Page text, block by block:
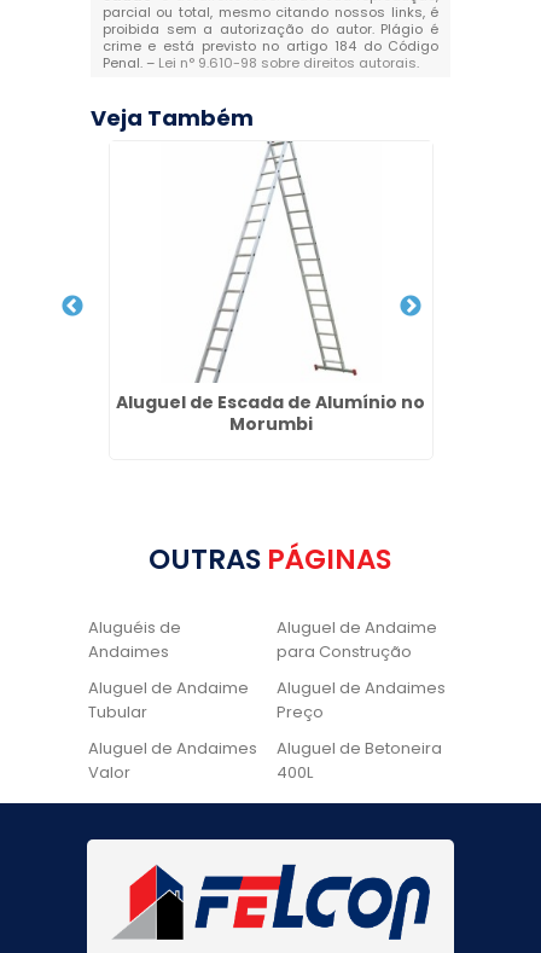
parcial ou total, mesmo citando nossos links, é
proibida sem a autorização do autor. Plágio é
crime e está previsto no artigo 184 do Código
Penal. – Lei n° 9.610-98 sobre direitos autorais.
Veja Também
Aluguel de Escada de Alumínio no
Morumbi
OUTRAS PÁGINAS
Aluguéis de
Andaimes
Aluguel de Andaime
para Construção
Aluguel de Andaime
Tubular
Aluguel de Andaimes
Preço
Aluguel de Andaimes
Valor
Aluguel de Betoneira
400L
Aluguel de Betoneira
Cadeira de Pintura
Locação de Andaime
Preço
Locação de Andaime
Tubular
Locação de Andaime
Locação de